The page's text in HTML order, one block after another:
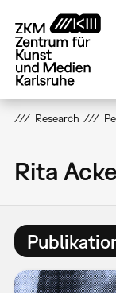
zum
Inhalt
Research
Rita